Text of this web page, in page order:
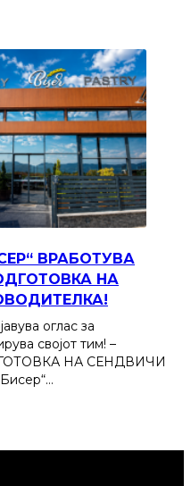
ВРАБОТУВА
НА
оглас за
својот тим! –
НА СЕНДВИЧИ